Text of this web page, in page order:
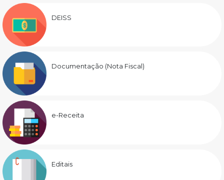
DEISS
Documentação (Nota Fiscal)
e-Receita
Editais